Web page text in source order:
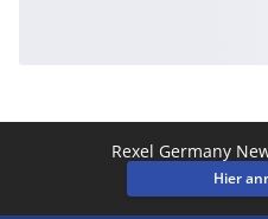
Rexel Germany
Hier